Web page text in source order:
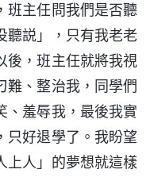
班主任問我們是否聽
聽説」，只有我老老
後，班主任就將我視
難、整治我，同學們
、羞辱我，最後我實
只好退學了。我盼望
上人」的夢想就這樣